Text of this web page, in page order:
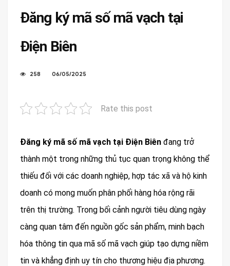
Đăng ký mã số mã vạch tại
Điện Biên
258 06/05/2025
Rate this post
Đăng ký mã số mã vạch tại Điện Biên đang trở
thành một trong những thủ tục quan trọng không thể
thiếu đối với các doanh nghiệp, hợp tác xã và hộ kinh
doanh có mong muốn phân phối hàng hóa rộng rãi
trên thị trường. Trong bối cảnh người tiêu dùng ngày
càng quan tâm đến nguồn gốc sản phẩm, minh bạch
hóa thông tin qua mã số mã vạch giúp tạo dựng niềm
tin và khẳng định uy tín cho thương hiệu địa phương.